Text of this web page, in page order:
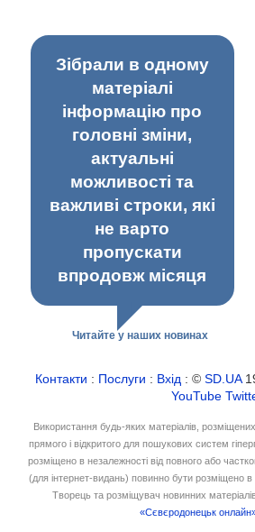
Зібрали в одному
матеріалі
інформацію про
головні зміни,
актуальні
можливості та
важливі строки, які
не варто
пропускати
впродовж місяця
Читайте у наших новинах
Контакти : Послуги : Вхід : ©SD.UA
YouTube
Використання будь-яких матеріалів,
прямого і відкритого для пошукових систем
розміщено в незалежності від повного або
(для інтернет-видань) повинно бути розміщено
Творець та розміщувач новинних
«Сєвєродонецьк